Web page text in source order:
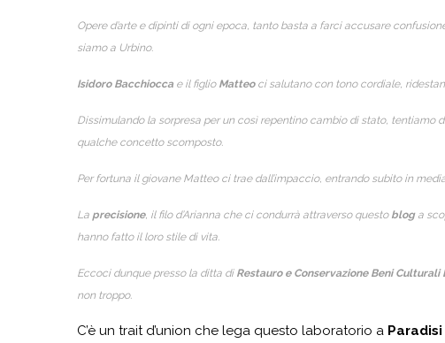
Opere d’arte e dipinti di ogni epoca, tanto basta a farci accusare
siamo a Urbino.
Isidoro Bacchiocca e il figlio Matteoci salutano con tono cordiale,
Dissimulando la sorpresa per un così repentino cambio di stato,
qualche concetto scomposto.
Per fortuna il giovane Matteo ci trae dall’impaccio, entrando subito in
La precisione, il filo d’Arianna che ci condurrà attraverso questo bloga
hanno fatto il loro stile di vita.
Eccoci dunque presso la ditta di Restauro e Conservazione Beni
non troppo.
C’è un trait d’union che lega questo laboratorio a Paradisi